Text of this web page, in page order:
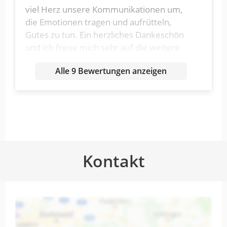
viel Herz unsere Kommunikationen um,
die Emotionen tragen und aufrütteln,
Gutes zu tun. Ein herzliches Dankeschön
und ich freue mich sehr auf die weitere
(Geschäftsführerin BeeLiving.ch)
erneut, dass wir große Mehrwerte für
Marken generieren können. Nachweisbar
Alle 9 Bewertungen anzeigen
Kontakt